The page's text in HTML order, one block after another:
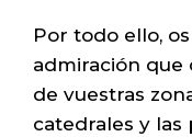
Por todo ello,
admiración que
de vuestras
catedrales y las